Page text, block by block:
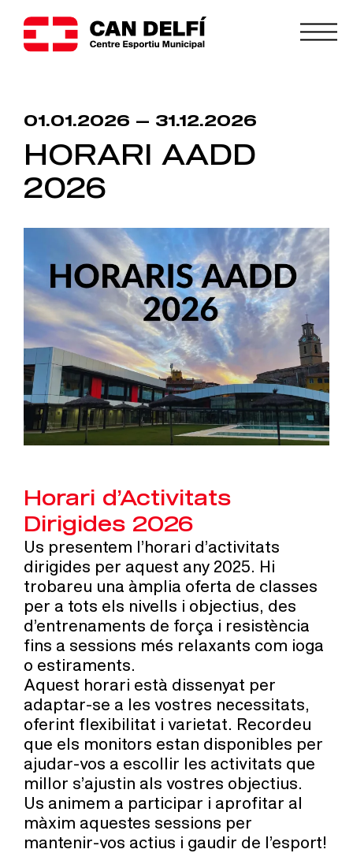
01.01.2026 — 31.12.2026
HORARI AADD
2026
Horari d’Activitats
Dirigides 2026
Us presentem l’horari d’activitats
dirigides per aquest any 2025. Hi
trobareu una àmplia oferta de classes
per a tots els nivells i objectius, des
d’entrenaments de força i resistència
fins a sessions més relaxants com ioga
o estiraments.
Aquest horari està dissenyat per
adaptar-se a les vostres necessitats,
oferint flexibilitat i varietat. Recordeu
que els monitors estan disponibles per
ajudar-vos a escollir les activitats que
millor s’ajustin als vostres objectius.
Us animem a participar i aprofitar al
màxim aquestes sessions per
mantenir-vos actius i gaudir de l’esport!